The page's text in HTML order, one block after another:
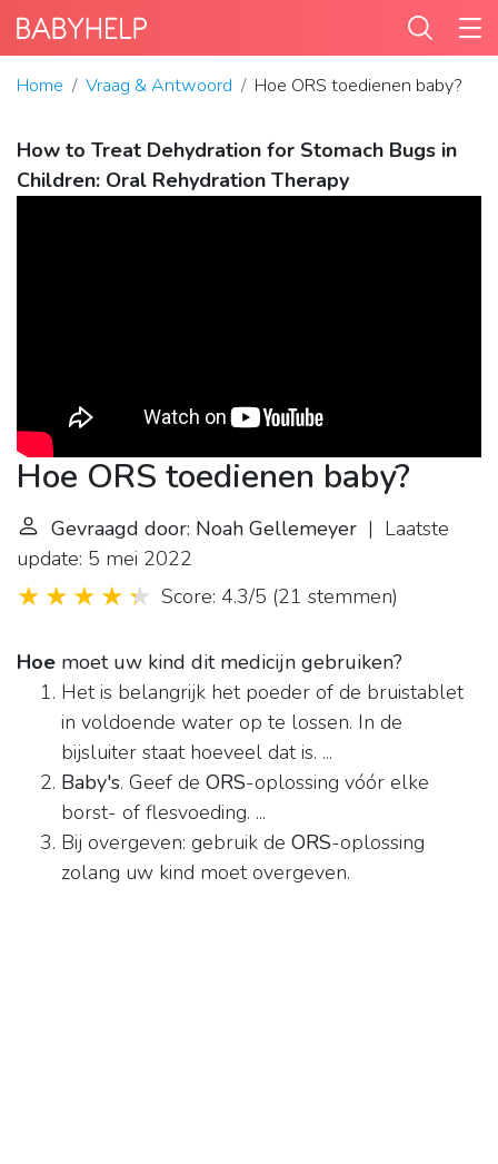
Home Vraag & Antwoord Hoe ORS toedienen baby?
How to Treat Dehydration for Stomach Bugs in
Children: Oral Rehydration Therapy
Hoe ORS toedienen baby?
Gevraagd door: Noah Gellemeyer | Laatste
update: 5 mei 2022
Score: 4.3/5 (21 stemmen)
Hoe moet uw kind dit medicijn gebruiken?
Het is belangrijk het poeder of de bruistablet
in voldoende water op te lossen. In de
bijsluiter staat hoeveel dat is. ...
Baby's. Geef de ORS-oplossing vóór elke
borst- of flesvoeding. ...
Bij overgeven: gebruik de ORS-oplossing
zolang uw kind moet overgeven.